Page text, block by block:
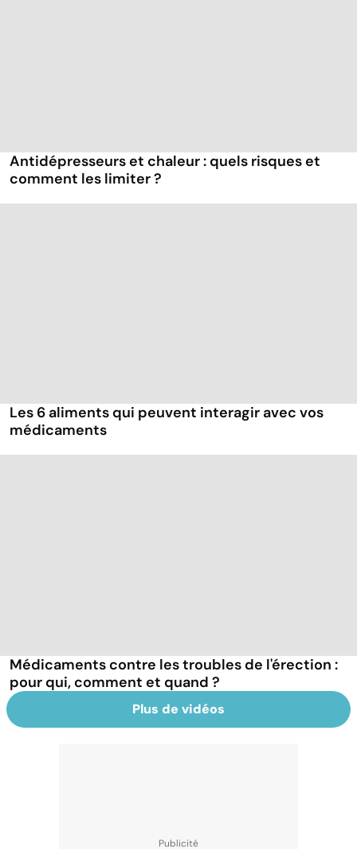
Antidépresseurs et chaleur : quels risques et
comment les limiter ?
Les 6 aliments qui peuvent interagir avec vos
médicaments
Médicaments contre les troubles de l'érection :
pour qui, comment et quand ?
Plus de vidéos